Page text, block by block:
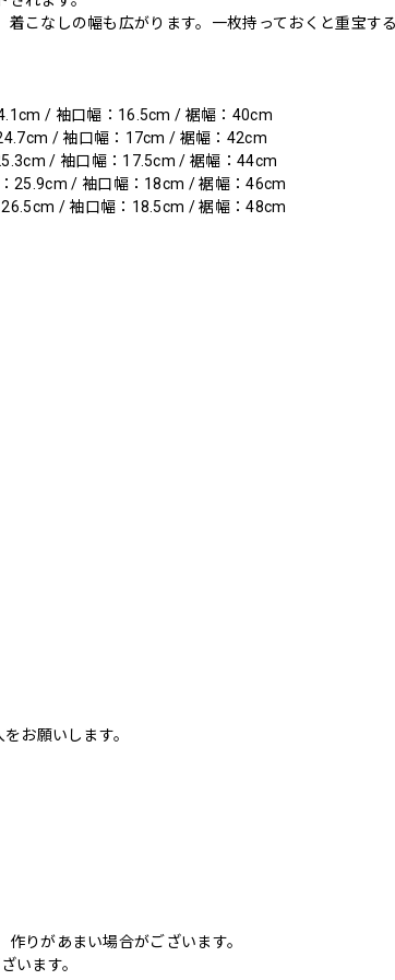
こなしの幅も広がります。一枚持っておくと重宝す
/ 袖口幅：16.5cm / 裾幅：40cm
/ 袖口幅：17cm / 裾幅：42cm
/ 袖口幅：17.5cm / 裾幅：44cm
25.9cm / 袖口幅：18cm / 裾幅：46cm
/ 袖口幅：18.5cm / 裾幅：48cm
お願いします。
りがあまい場合がございます。
います。